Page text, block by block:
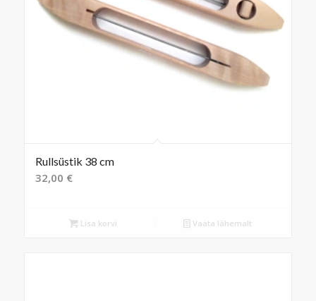
Rullsüstik 38 cm
32,00 €
Lisa korvi Vaata lähemalt